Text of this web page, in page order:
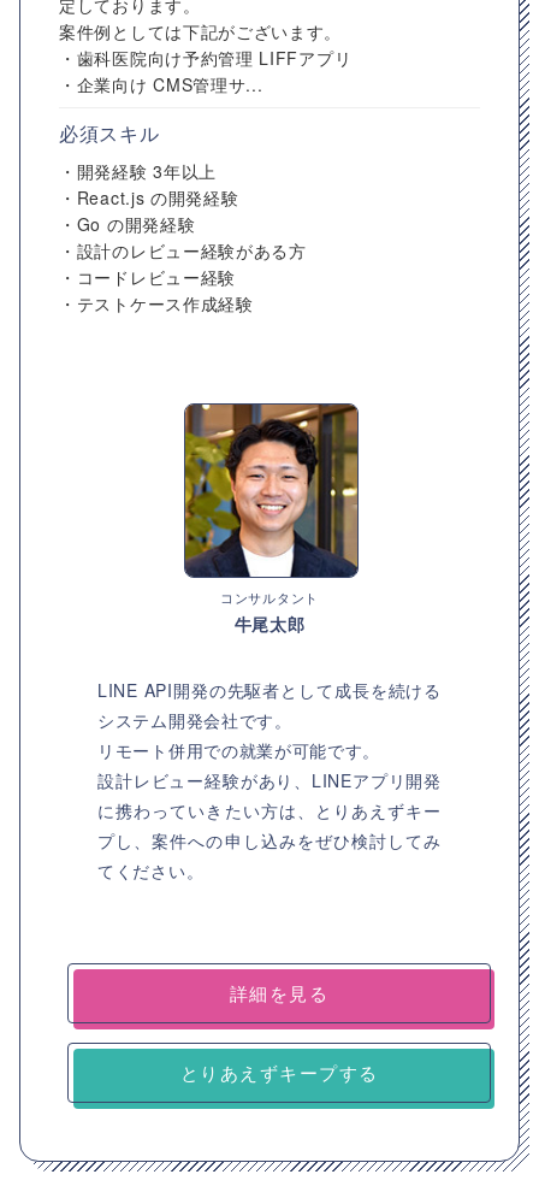
定しております。
案件例としては下記がございます。
・歯科医院向け予約管理 LIFFアプリ
・企業向け CMS管理サ...
必須スキル
・開発経験 3年以上
・React.js の開発経験
・Go の開発経験
・設計のレビュー経験がある方
・コードレビュー経験
・テストケース作成経験
コンサルタント
牛尾太郎
LINE API開発の先駆者として成長を続ける
システム開発会社です。
リモート併用での就業が可能です。
設計レビュー経験があり、LINEアプリ開発
に携わっていきたい方は、とりあえずキー
プし、案件への申し込みをぜひ検討してみ
てください。
詳細を見る
とりあえずキープする